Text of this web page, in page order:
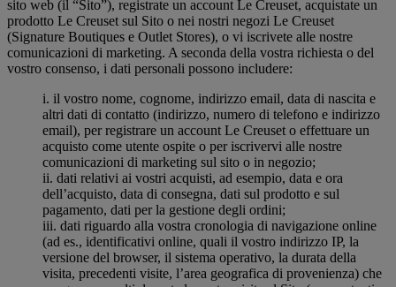
sito web (il “Sito”), registrate un account Le Creuset, acquistate un
prodotto Le Creuset sul Sito o nei nostri negozi Le Creuset
(Signature Boutiques e Outlet Stores), o vi iscrivete alle nostre
comunicazioni di marketing. A seconda della vostra richiesta o del
vostro consenso, i dati personali possono includere:
i. il vostro nome, cognome, indirizzo email, data di nascita e
altri dati di contatto (indirizzo, numero di telefono e indirizzo
email), per registrare un account Le Creuset o effettuare un
acquisto come utente ospite o per iscrivervi alle nostre
comunicazioni di marketing sul sito o in negozio;
ii. dati relativi ai vostri acquisti, ad esempio, data e ora
dell’acquisto, data di consegna, dati sul prodotto e sul
pagamento, dati per la gestione degli ordini;
iii. dati riguardo alla vostra cronologia di navigazione online
(ad es., identificativi online, quali il vostro indirizzo IP, la
versione del browser, il sistema operativo, la durata della
visita, precedenti visite, l’area geografica di provenienza) che